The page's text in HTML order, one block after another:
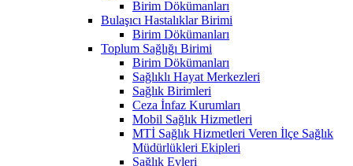
Birim Dökümanları
Bulaşıcı Hastalıklar Birimi
Birim Dökümanları
Toplum Sağlığı Birimi
Birim Dökümanları
Sağlıklı Hayat Merkezleri
Sağlık Birimleri
Ceza İnfaz Kurumları
Mobil Sağlık Hizmetleri
MTİ Sağlık Hizmetleri Veren İlçe Sağlık
Müdürlükleri Ekipleri
Sağlık Evleri